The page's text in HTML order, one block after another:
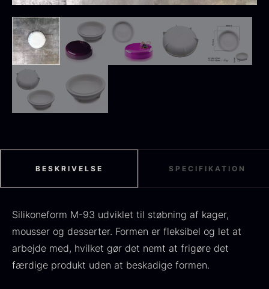
Tørret Jumbo Morkler
125,00 kr.
Sort sommertrøffel
Fra125,00 kr.
TILBUD
Oscietra - Dieckmann &
Frossen foie gras - Deveined
BESKRIVELSE SPECIFIKATION
Silikoneform M-93 udviklet til støbning af kager,
mousser og desserter. Formen er fleksibel og let at
arbejde med, hvilket gør det nemt at frigøre det
færdige produkt uden at beskadige formen.